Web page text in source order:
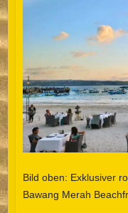
Bild oben: Exklusiver
Bawang Merah